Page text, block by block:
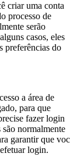
criar uma conta
processo de
serão
casos, eles
preferências do
a área de
para que
fazer login
normalmente
garantir que
login.